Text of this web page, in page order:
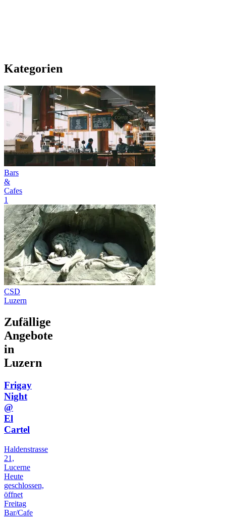
Kategorien
Bars
&
Cafes
1
CSD
Luzern
Zufällige
Angebote
in
Luzern
Frigay
Night
@
El
Cartel
Haldenstrasse
21,
Lucerne
Heute
geschlossen,
öffnet
Freitag
Bar/Cafe